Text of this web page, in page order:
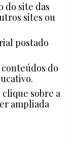
do site das
sites ou
postado
do
clique sobre a
ampliada